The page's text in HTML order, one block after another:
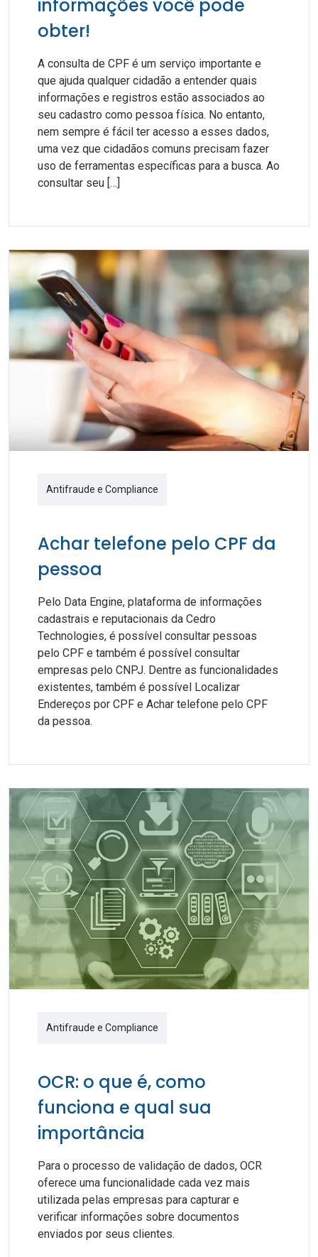
informações você pode
obter!
A consulta de CPF é um serviço importante e
que ajuda qualquer cidadão a entender quais
informações e registros estão associados ao
seu cadastro como pessoa física. No entanto,
nem sempre é fácil ter acesso a esses dados,
uma vez que cidadãos comuns precisam fazer
uso de ferramentas específicas para a busca. Ao
consultar seu […]
Antifraude e Compliance
Achar telefone pelo CPF da
pessoa
Pelo Data Engine, plataforma de informações
cadastrais e reputacionais da Cedro
Technologies, é possível consultar pessoas
pelo CPF e também é possível consultar
empresas pelo CNPJ. Dentre as funcionalidades
existentes, também é possível Localizar
Endereços por CPF e Achar telefone pelo CPF
da pessoa.
Antifraude e Compliance
OCR: o que é, como
funciona e qual sua
importância
Para o processo de validação de dados, OCR
oferece uma funcionalidade cada vez mais
utilizada pelas empresas para capturar e
verificar informações sobre documentos
enviados por seus clientes.